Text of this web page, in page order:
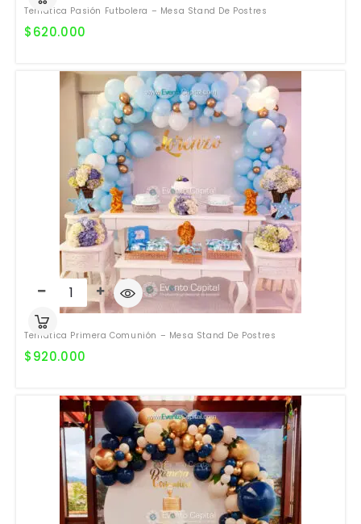
Temática Pasión Futbolera – Mesa Stand De Postres
$620.000
Temática Primera Comunión – Mesa Stand De Postres
$920.000